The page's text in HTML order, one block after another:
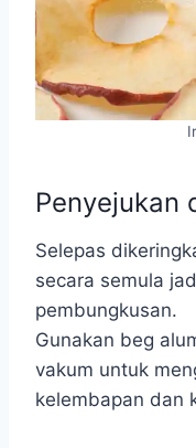
Penyejukan
Selepas
secara semula
pembungkusan.
Gunakan beg
vakum untuk
kelembapan dan